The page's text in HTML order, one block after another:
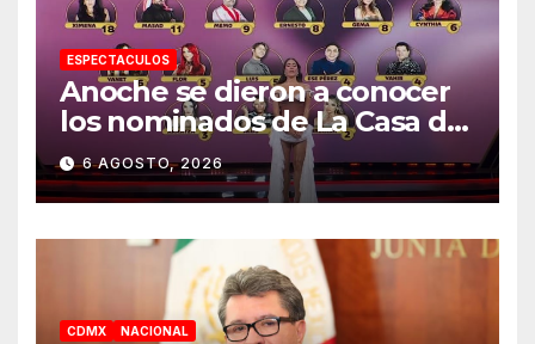
ESPECTACULOS
Anoche se dieron a conocer
los nominados de La Casa de
los Famosos México 2026 en
la segunda semana
6 AGOSTO, 2026
CDMX NACIONAL